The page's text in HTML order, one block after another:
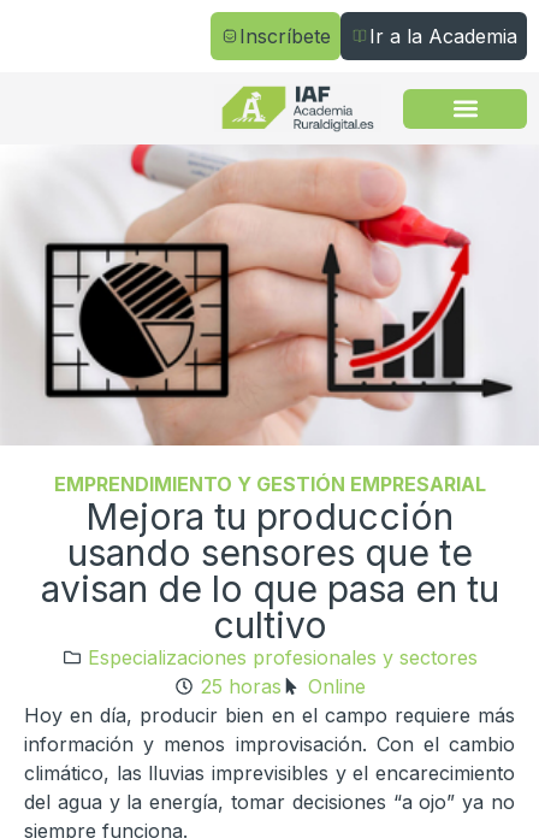
Inscríbete Ir a la Academia
EMPRENDIMIENTO Y GESTIÓN EMPRESARIAL
Mejora tu producción
usando sensores que te
avisan de lo que pasa en tu
cultivo
Especializaciones profesionales y sectores
25 horas
Online
Hoy en día, producir bien en el campo requiere más
información y menos improvisación. Con el cambio
climático, las lluvias imprevisibles y el encarecimiento
del agua y la energía, tomar decisiones “a ojo” ya no
siempre funciona.